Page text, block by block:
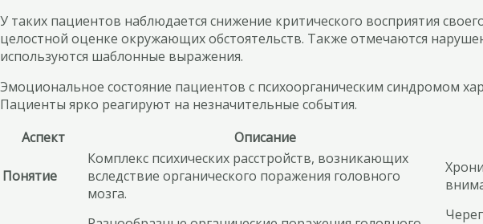
У таких пациентов наблюдается снижение критического восприятия
целостной оценке окружающих обстоятельств. Также отмечаются
используются шаблонные выражения.
Эмоциональное состояние пациентов с психоорганическим синдромом
Пациенты ярко реагируют на незначительные события.
Аспект
Описание
Понятие
Комплекс психических расстройств, возникающих
вследствие органического поражения головного
мозга.